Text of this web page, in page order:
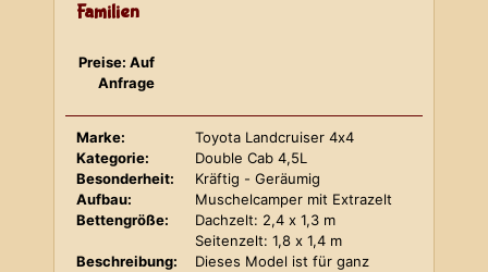
Familien
Preise: Auf
Anfrage
Marke:
Toyota Landcruiser 4x4
Kategorie:
Double Cab 4,5L
Besonderheit:
Kräftig - Geräumig
Aufbau:
Muschelcamper mit Extrazelt
Bettengröße:
Dachzelt: 2,4 x 1,3 m
Seitenzelt: 1,8 x 1,4 m
Beschreibung:
Dieses Model ist für ganz